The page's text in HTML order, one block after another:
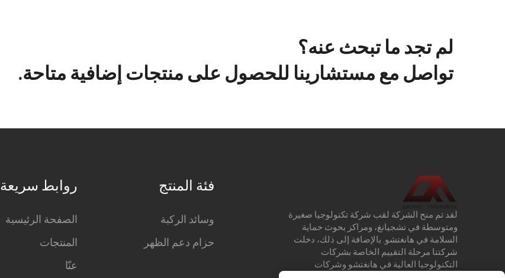
لم تجد ما تبحث عنه؟
تواصل مع مستشارينا للحصول على منتجات إضافية متاحة.
لقد تم منح الشركة لقب شركة تكنولوجيا صغيرة
ومتوسطة في تشجيانغ، ومراكز بحوث حماية
السلامة في هانغتشو. بالإضافة إلى ذلك، دخلت
شركتنا مرحلة التقييم الخاصة بشركات
التكنولوجيا العالية في هانغتشو وشركات
فئة المنتج
وسائد الركبة
حزام دعم الظهر
روابط سريعة
الصفحة الرئيسية
المنتجات
عنّا